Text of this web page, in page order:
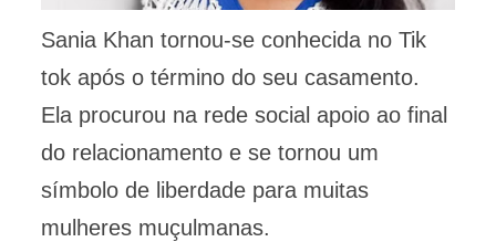
Sania Khan tornou-se conhecida no Tik
tok após o término do seu casamento.
Ela procurou na rede social apoio ao final
do relacionamento e se tornou um
símbolo de liberdade para muitas
mulheres muçulmanas.